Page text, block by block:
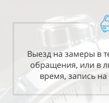
Выезд на замеры в
обращения, или в
время, запись